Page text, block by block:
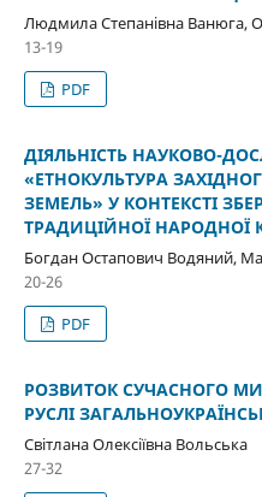
Людмила Степанівна Ванюга,
13-19
PDF
ДІЯЛЬНІСТЬ НАУКОВО-
«ЕТНОКУЛЬТУРА
ЗЕМЕЛЬ» У КОНТЕКСТІ
ТРАДИЦІЙНОЇ НАРОДНОЇ
Богдан Остапович Водяний,
20-26
PDF
РОЗВИТОК СУЧАСНОГО
РУСЛІ
Світлана Олексіївна Вольська
27-32